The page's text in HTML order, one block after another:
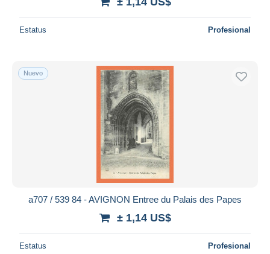
Estatus Profesional
Nuevo
a707 / 539 84 - AVIGNON Entree du Palais des Papes
± 1,14 US$
Estatus Profesional